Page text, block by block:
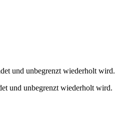
und unbegrenzt wiederholt wird.
und unbegrenzt wiederholt wird.